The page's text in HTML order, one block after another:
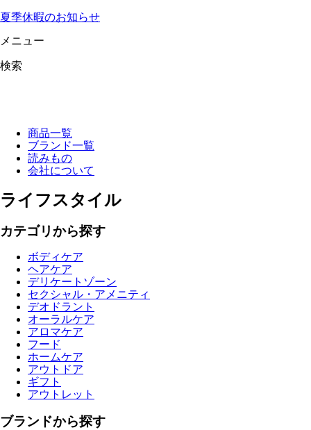
夏季休暇のお知らせ
メニュー
検索
商品一覧
ブランド一覧
読みもの
会社について
ライフスタイル
カテゴリから探す
ボディケア
ヘアケア
デリケートゾーン
セクシャル・アメニティ
デオドラント
オーラルケア
アロマケア
フード
ホームケア
アウトドア
ギフト
アウトレット
ブランドから探す